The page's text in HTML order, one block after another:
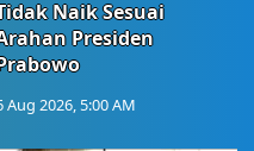
Naik Sesuai
Presiden
Aug 2026, 5:00 AM